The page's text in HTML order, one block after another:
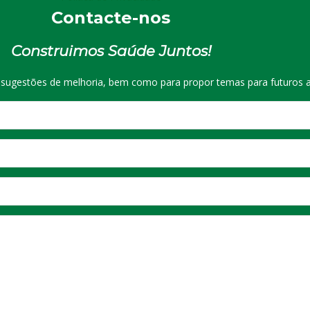
Contacte-nos
Construimos Saúde Juntos!
de melhoria, bem como para propor temas para futuros